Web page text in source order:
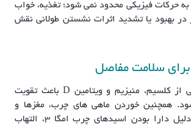
به حرکات فیزیکی محدود نمی شود؛ تغذیه، خواب
در بهبود یا تشدید اثرات نشستن طولانی نقش
سلامت مفاصل
مصرف غذاهای غنی از کلسیم، منیزیم و ویتامین D باعث تقویت
همچنین خوردن ماهی های چرب، مغزها و
سبزیجات سبز به دلیل دارا بودن اسیدهای چرب امگا ۳، التهاب